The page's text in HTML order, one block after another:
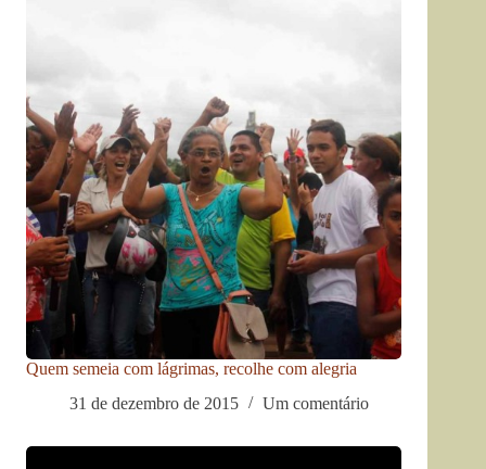
Quem semeia com lágrimas, recolhe com alegria
31 de dezembro de 2015
Um comentário